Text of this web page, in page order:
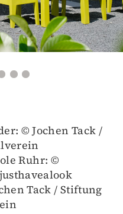
© Jochen Tack /
Ruhr: ©
Tack / Stiftung